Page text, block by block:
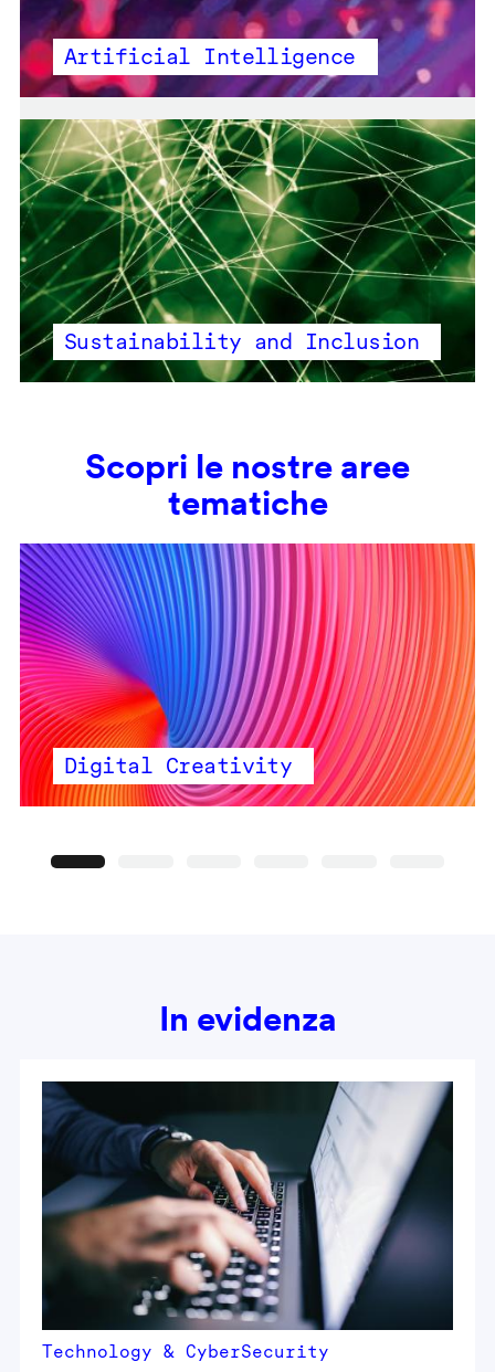
Artificial Intelligence
Sustainability and Inclusion
Scopri le nostre aree
tematiche
Digital Creativity
In evidenza
Technology & CyberSecurity